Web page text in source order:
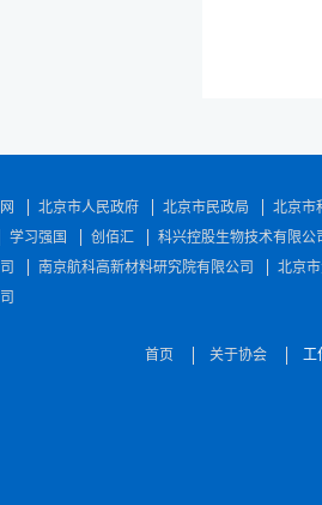
北京市人民政府 北京市民政局
北京市
学习强国 创佰汇
科兴控股生物技术有限公
南京航科高新材料研究院有限公司
北京
首页 关于协会 工